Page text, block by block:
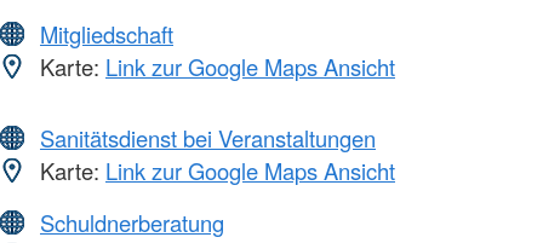
Mitgliedschaft
Karte: Link zur Google Maps Ansicht
Sanitätsdienst bei Veranstaltungen
Karte: Link zur Google Maps Ansicht
Schuldnerberatung